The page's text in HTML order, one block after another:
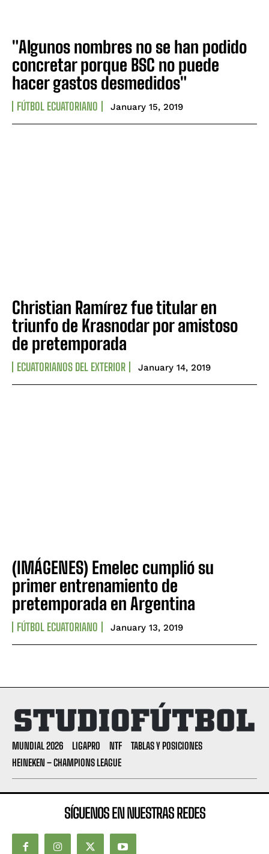
"Algunos nombres no se han podido
concretar porque BSC no puede
hacer gastos desmedidos"
FÚTBOL ECUATORIANO January 15, 2019
Christian Ramírez fue titular en
triunfo de Krasnodar por amistoso
de pretemporada
ECUATORIANOS DEL EXTERIOR January 14, 2019
(IMÁGENES) Emelec cumplió su
primer entrenamiento de
pretemporada en Argentina
FÚTBOL ECUATORIANO January 13, 2019
MUNDIAL 2026 LIGAPRO NTF
TABLAS Y POSICIONES
HEINEKEN – CHAMPIONS LEAGUE
SÍGUENOS EN NUESTRAS REDES